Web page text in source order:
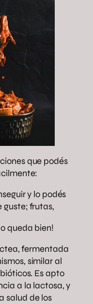
que podés
y lo podés
guste; frutas,
queda bien!
fermentada
similar al
Es apto
a la lactosa, y
salud de los